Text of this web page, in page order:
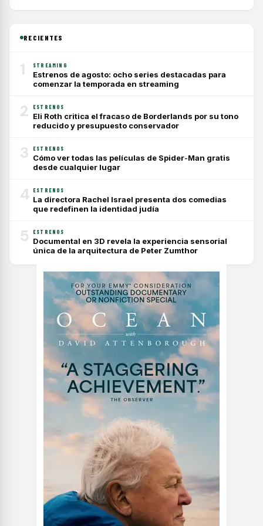
RECIENTES
1 STREAMING
Estrenos de agosto: ocho series destacadas para
comenzar la temporada en streaming
2 ESTRENOS
Eli Roth critica el fracaso de Borderlands por su tono
reducido y presupuesto conservador
3 ESTRENOS
Cómo ver todas las películas de Spider-Man gratis
desde cualquier lugar
4 ESTRENOS
La directora Rachel Israel presenta dos comedias
que redefinen la identidad judía
5 ESTRENOS
Documental en 3D revela la experiencia sensorial
única de la arquitectura de Peter Zumthor